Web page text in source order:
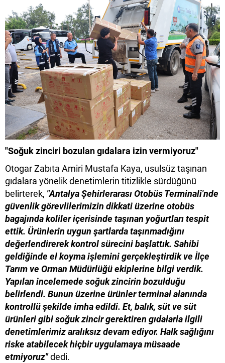
"Soğuk zinciri bozulan gıdalara izin vermiyoruz"
Otogar Zabıta Amiri Mustafa Kaya, usulsüz taşınan
gıdalara yönelik denetimlerin titizlikle sürdüğünü
belirterek, "Antalya Şehirlerarası Otobüs Terminali'nde
güvenlik görevlilerimizin dikkati üzerine otobüs
bagajında koliler içerisinde taşınan yoğurtları tespit
ettik. Ürünlerin uygun şartlarda taşınmadığını
değerlendirerek kontrol sürecini başlattık. Sahibi
geldiğinde el koyma işlemini gerçekleştirdik ve İlçe
Tarım ve Orman Müdürlüğü ekiplerine bilgi verdik.
Yapılan incelemede soğuk zincirin bozulduğu
belirlendi. Bunun üzerine ürünler terminal alanında
kontrollü şekilde imha edildi. Et, balık, süt ve süt
ürünleri gibi soğuk zincir gerektiren gıdalarla ilgili
denetimlerimiz aralıksız devam ediyor. Halk sağlığını
riske atabilecek hiçbir uygulamaya müsaade
etmiyoruz"dedi.